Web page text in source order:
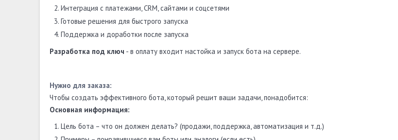
Интеграция с платежами, CRM, сайтами и соцсетями
Готовые решения для быстрого запуска
Поддержка и доработки после запуска
Разработка под ключ - в оплату входит настойка и запуск бота на сервере.
Нужно для заказа:
Чтобы создать эффективного бота, который решит ваши задачи, понадобится:
Основная информация:
Цель бота – что он должен делать? (продажи, поддержка, автоматизация и т.д.)